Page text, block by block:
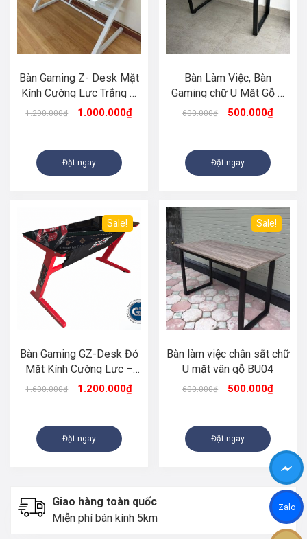
Bàn Gaming Z- Desk Mặt
Kính Cường Lực Trắng –
ZK2
1.290.000₫ 1.000.000₫
Đặt ngay
Bàn Làm Việc, Bàn
Gaming chữ U Mặt Gỗ –
Màu Đen
600.000₫ 500.000₫
Đặt ngay
Sale!
Bàn Gaming GZ-Desk Đỏ
Mặt Kính Cường Lực –
Siêu Phẩm Bàn Gaming
1.600.000₫ 1.200.000₫
Đặt ngay
Sale!
Bàn làm việc chân sắt chữ
U mặt vân gỗ BU04
600.000₫ 500.000₫
Đặt ngay
Giao hàng toàn quốc
Miễn phí bán kính 5km
Zalo